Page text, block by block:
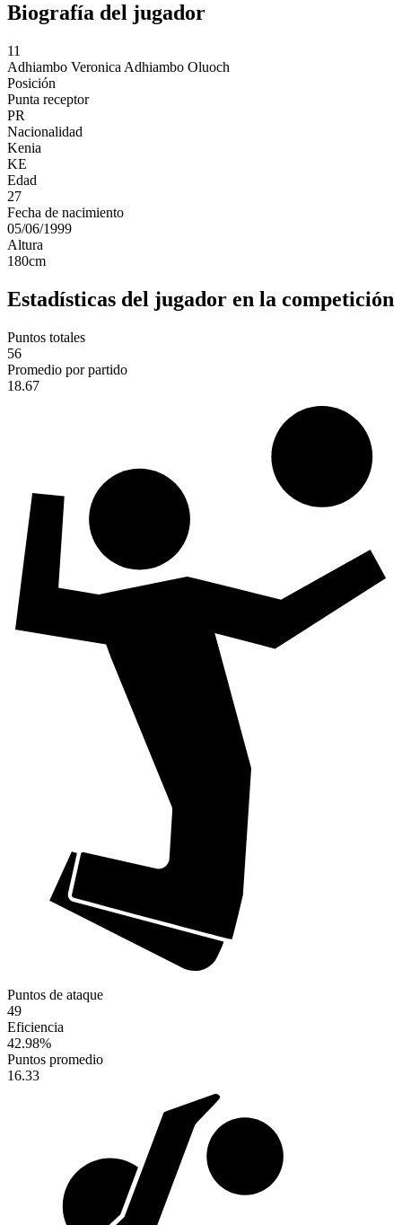
Biografía del jugador
11
Adhiambo Veronica Adhiambo Oluoch
Posición
Punta receptor
PR
Nacionalidad
Kenia
KE
Edad
27
Fecha de nacimiento
05/06/1999
Altura
180cm
Estadísticas del jugador en la competición
Puntos totales
56
Promedio por partido
18.67
Puntos de ataque
49
Eficiencia
42.98%
Puntos promedio
16.33